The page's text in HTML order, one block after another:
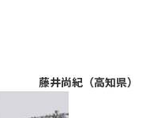
藤井尚紀（高知県）